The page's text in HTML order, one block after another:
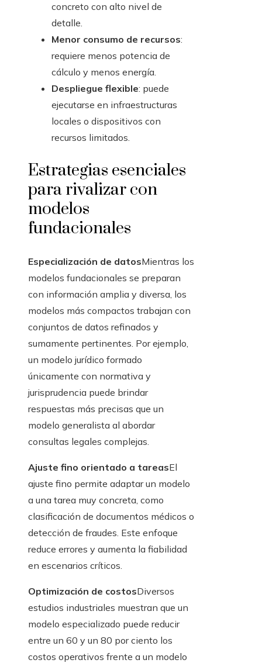
concreto con alto nivel de
detalle.
Menor consumo de recursos:
requiere menos potencia de
cálculo y menos energía.
Despliegue flexible: puede
ejecutarse en infraestructuras
locales o dispositivos con
recursos limitados.
Estrategias esenciales
para rivalizar con
modelos
fundacionales
Especialización de datosMientras los
modelos fundacionales se preparan
con información amplia y diversa, los
modelos más compactos trabajan con
conjuntos de datos refinados y
sumamente pertinentes. Por ejemplo,
un modelo jurídico formado
únicamente con normativa y
jurisprudencia puede brindar
respuestas más precisas que un
modelo generalista al abordar
consultas legales complejas.
Ajuste fino orientado a tareasEl
ajuste fino permite adaptar un modelo
a una tarea muy concreta, como
clasificación de documentos médicos o
detección de fraudes. Este enfoque
reduce errores y aumenta la fiabilidad
en escenarios críticos.
Optimización de costosDiversos
estudios industriales muestran que un
modelo especializado puede reducir
entre un 60 y un 80 por ciento los
costos operativos frente a un modelo